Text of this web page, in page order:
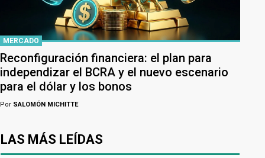
MERCADO
Reconfiguración financiera: el plan para
independizar el BCRA y el nuevo escenario
para el dólar y los bonos
Por SALOMÓN MICHITTE
LAS MÁS LEÍDAS